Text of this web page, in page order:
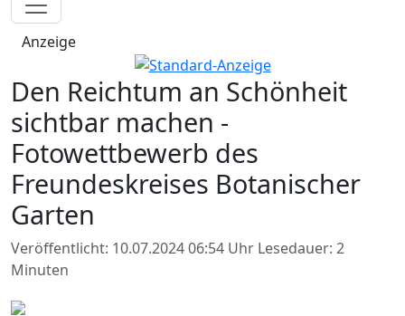
Anzeige
Den Reichtum an Schönheit
sichtbar machen -
Fotowettbewerb des
Freundeskreises Botanischer
Garten
Veröffentlicht: 10.07.2024 06:54 Uhr Lesedauer: 2
Minuten